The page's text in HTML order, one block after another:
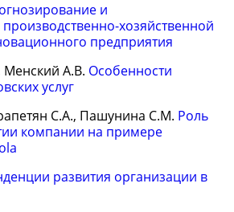
и
хозяйственной
предприятия
Менский А.В. Особенности
услуг
С.А., Пашунина С.М. Роль
компании на примере
развития организации в